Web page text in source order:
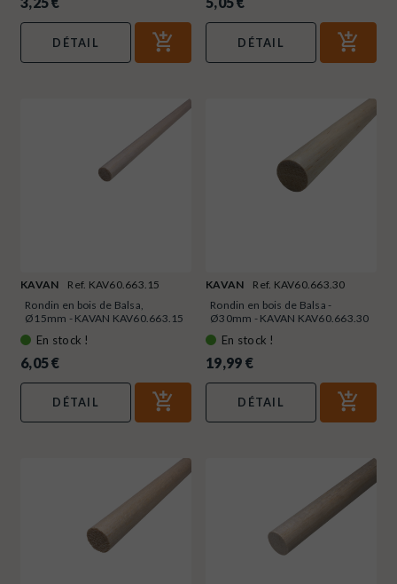
DÉTAIL DÉTAIL
KAVAN
Ref. KAV60.663.15
Rondin en bois de Balsa,
Ø15mm - KAVAN KAV60.663.15
En stock !
6,05 €
DÉTAIL
KAVAN
Ref. KAV60.663.30
Rondin en bois de Balsa -
Ø30mm - KAVAN KAV60.663.30
En stock !
19,99 €
DÉTAIL